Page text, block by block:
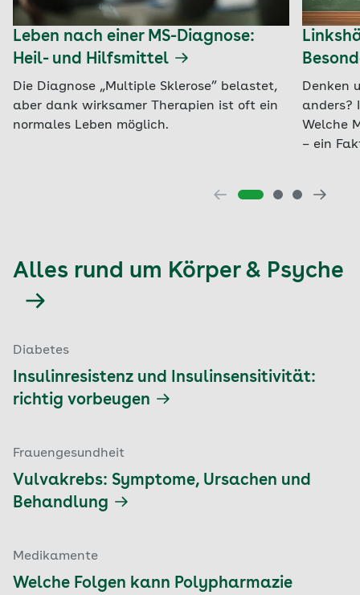
Leben nach einer MS-Diagnose:
Heil- und Hilfsmittel
Die Diagnose „Multiple Sklerose” belastet,
aber dank wirksamer Therapien ist oft ein
normales Leben möglich.
Denken
anders?
Welche
– ein
Alles rund um Körper & Psyche
Diabetes
Insulinresistenz und Insulinsensitivität:
richtig vorbeugen
Frauengesundheit
Vulvakrebs: Symptome, Ursachen und
Behandlung
Medikamente
Welche Folgen kann Polypharmazie